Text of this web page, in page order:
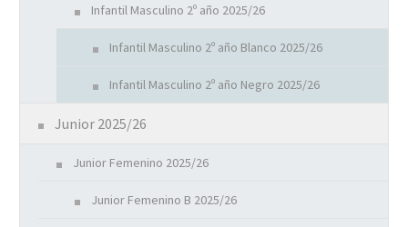
Infantil Masculino 2º año 2025/26
Infantil Masculino 2º año Blanco 2025/26
Infantil Masculino 2º año Negro 2025/26
Junior 2025/26
Junior Femenino 2025/26
Junior Femenino B 2025/26